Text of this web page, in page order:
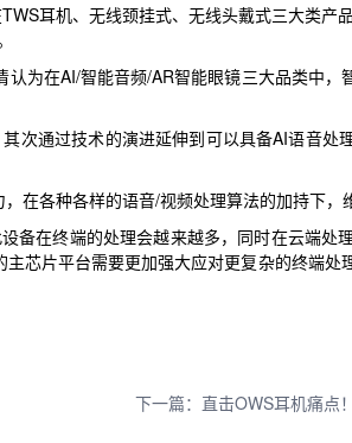
耳机、无线颈挂式、无线头戴式三大类产
为在AI/智能音频/AR智能眼镜三大品类中
次通过技术的演进延伸到可以具备AI语音处
在各种各样的语音/视频处理算法的加持下，
在终端的处理会越来越多，同时在云端处
芯片平台需要更加强大应对更复杂的终端处
下一篇：直击OWS耳机痛点